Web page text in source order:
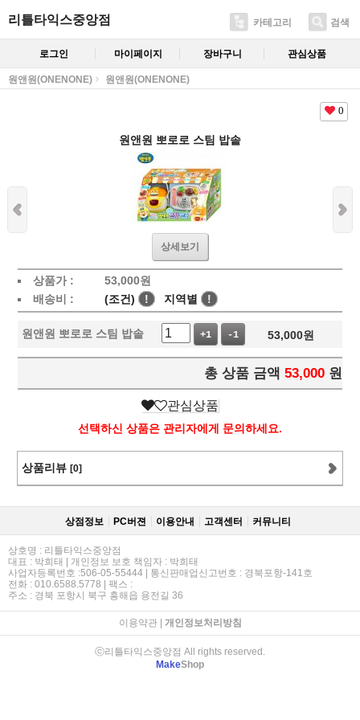
리틀타익스중앙점 카테고리 검색
로그인 마이페이지 장바구니 관심상품
원앤원(ONENONE) 원앤원(ONENONE)
0
원앤원 뽀로로 스팀 밥솥
상세보기
상품가 : 53,000원
배송비 :
(조건) ! 지역별 !
원앤원 뽀로로 스팀 밥솥 +1 -1 53,000원
총 상품 금액 53,000 원
관심상품
선택하신 상품은 관리자에게 문의하세요.
상품리뷰 [0]
상점정보 PC버젼 이용안내 고객센터 커뮤니티
상호명 : 리틀타익스중앙점
대표 : 박희태 | 개인정보 보호 책임자 : 박희태
사업자등록번호 :506-05-55444 | 통신판매업신고번호 : 경북포항-141호
전화 : 010.6588.5778 | 팩스 :
주소 : 경북 포항시 북구 흥해읍 용전길 36
이용약관| 개인정보처리방침
ⓒ리틀타익스중앙점 All rights reserved.
MakeShop